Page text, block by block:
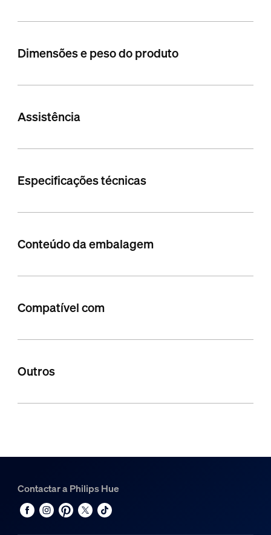
Dimensões e peso do produto
Assistência
Especificações técnicas
Conteúdo da embalagem
Compatível com
Outros
Contactar a Philips Hue